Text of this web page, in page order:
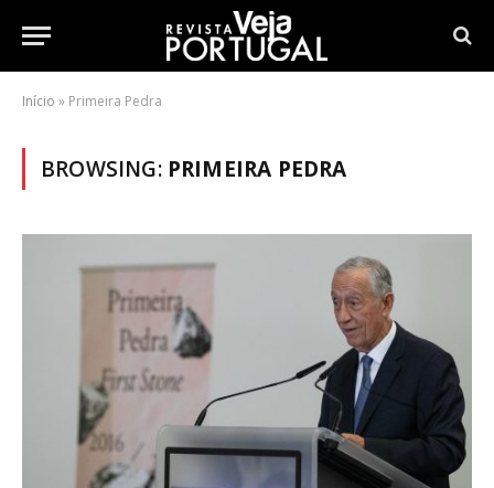
Início » Primeira Pedra
BROWSING: PRIMEIRA PEDRA